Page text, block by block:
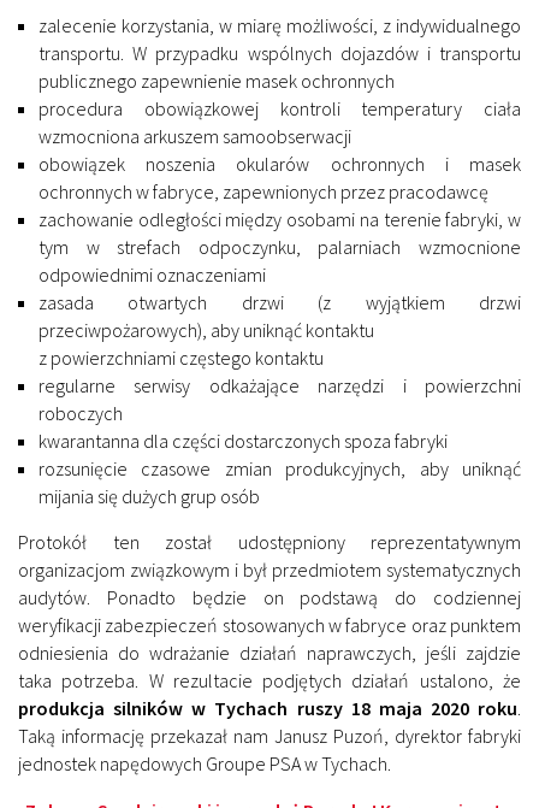
zalecenie korzystania, w miarę możliwości, z indywidualnego
transportu. W przypadku wspólnych dojazdów i transportu
publicznego zapewnienie masek ochronnych
procedura obowiązkowej kontroli temperatury ciała
wzmocniona arkuszem samoobserwacji
obowiązek noszenia okularów ochronnych i masek
ochronnych w fabryce, zapewnionych przez pracodawcę
zachowanie odległości między osobami na terenie fabryki, w
tym w strefach odpoczynku, palarniach wzmocnione
odpowiednimi oznaczeniami
zasada otwartych drzwi (z wyjątkiem drzwi
przeciwpożarowych), aby uniknąć kontaktu
z powierzchniami częstego kontaktu
regularne serwisy odkażające narzędzi i powierzchni
roboczych
kwarantanna dla części dostarczonych spoza fabryki
rozsunięcie czasowe zmian produkcyjnych, aby uniknąć
mijania się dużych grup osób
Protokół ten został udostępniony reprezentatywnym
organizacjom związkowym i był przedmiotem systematycznych
audytów. Ponadto będzie on podstawą do codziennej
weryfikacji zabezpieczeń stosowanych w fabryce oraz punktem
odniesienia do wdrażanie działań naprawczych, jeśli zajdzie
taka potrzeba. W rezultacie podjętych działań ustalono, że
produkcja silników w Tychach ruszy 18 maja 2020 roku
Taką informację przekazał nam Janusz Puzoń, dyrektor fabryki
jednostek napędowych Groupe PSA w Tychach.